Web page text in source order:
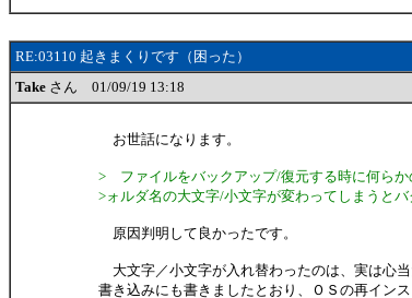
RE:03110 起きまくりです（困った）
Take さん 01/09/19 13:18
お世話になります。
> ファイルをバックアップ/復元する時に何らか
>ォルダ名の大文字/小文字が変わってしまうとバ
原因判明して良かったです。
大文字／小文字が入れ替わったのは、実は心
書き込みにも書きましたとおり、ＯＳの再イン